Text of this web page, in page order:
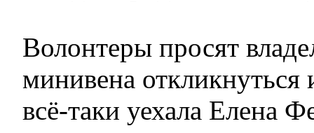
Волонтеры просят
минивена откликнуться
всё-таки уехала Елена